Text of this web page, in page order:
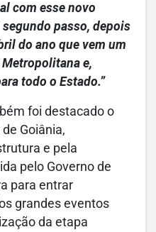
com esse novo
segundo passo, depois
do ano que vem um
e,
todo o Estado.”
foi destacado o
Goiânia,
e pela
pelo Governo de
para entrar
grandes eventos
da etapa